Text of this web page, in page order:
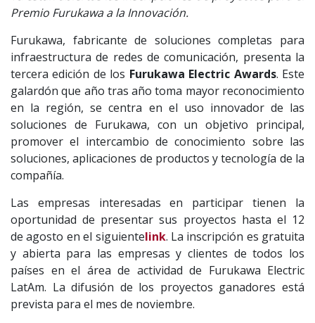
Premio Furukawa a la Innovación.
Furukawa, fabricante‌ ‌de‌ ‌soluciones‌ ‌completas‌ ‌para‌
‌infraestructura‌ ‌de‌ ‌redes‌ ‌de‌ ‌comunicación‌, presenta la
tercera edición de los Furukawa Electric Awards. Este
galardón que año tras año toma mayor reconocimiento
en la región, se centra en el uso innovador de las
soluciones de Furukawa, con un objetivo principal,
promover el intercambio de conocimiento sobre las
soluciones, aplicaciones de productos y tecnología de la
compañía.
Las empresas interesadas en participar tienen la
oportunidad de presentar sus proyectos hasta el 12
de agosto en el siguientelink. La inscripción es gratuita
y abierta para las empresas y clientes de todos los
países en el área de actividad de Furukawa Electric
LatAm. La difusión de los proyectos ganadores está
prevista para el mes de noviembre.